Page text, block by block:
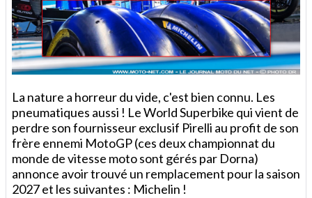
La nature a horreur du vide, c'est bien connu. Les
pneumatiques aussi ! Le World Superbike qui vient de
perdre son fournisseur exclusif Pirelli au profit de son
frère ennemi MotoGP (ces deux championnat du
monde de vitesse moto sont gérés par Dorna)
annonce avoir trouvé un remplacement pour la saison
2027 et les suivantes : Michelin !